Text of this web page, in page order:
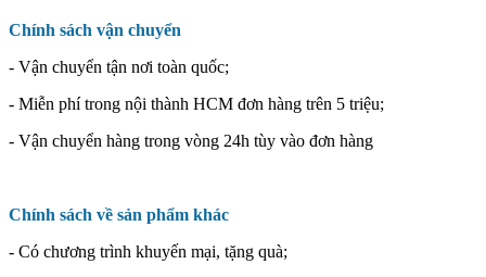
Chính sách vận chuyển
- Vận chuyển tận nơi toàn quốc;
- Miễn phí trong nội thành HCM đơn hàng trên 5 triệu;
- Vận chuyển hàng trong vòng 24h tùy vào đơn hàng
Chính sách về sản phẩm khác
- Có chương trình khuyến mại, tặng quà;